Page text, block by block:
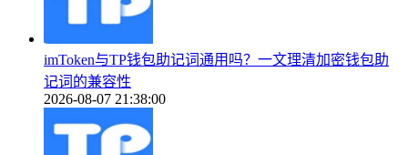
imToken与TP钱包助记词通用吗？一文理清加密钱包助
记词的兼容性
2026-08-07 21:38:00